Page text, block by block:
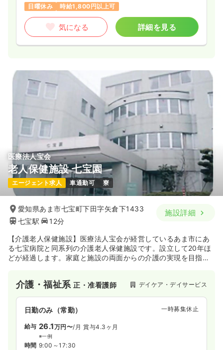
日曜休み
時給1,800円以上可
気になる 詳細を見る
医療法人宝会
老人保健施設 七宝園
エージェント求人 車通勤可 寮
愛知県あま市七宝町下田字矢倉下1433
七宝駅
12分
施設詳細
【介護老人保健施設】医療法人宝会が経営しているあま市にあ
る七宝病院と同系列の介護老人保健施設です。設立して20年ほ
どが経過します。家庭と施設の両面からの介護の実現を目指し
介護・福祉系正・准看護師 デイケア・デイサービス
日勤のみ（常勤） 一時募集休止
給与 26.1万円〜/月 賞与4.3ヶ月
※一例
時間 9:00～17:30